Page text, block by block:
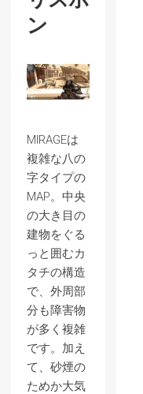
ン
MIRAGEは
複雑な八の
字タイプの
MAP。中央
の大き目の
建物をぐる
っと囲むカ
タチの構造
で、外周部
分も障害物
が多く複雑
です。加え
て、砂煙の
ためか大気